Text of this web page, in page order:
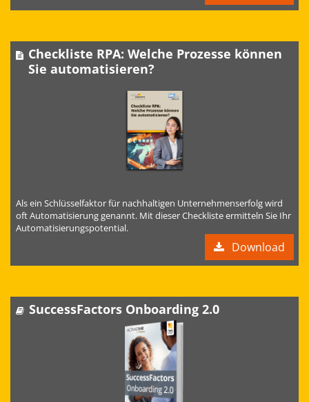
Checkliste RPA: Welche Prozesse können
Sie automatisieren?
Als ein Schlüsselfaktor für nachhaltigen Unternehmenserfolg wird
oft Automatisierung genannt. Mit dieser Checkliste ermitteln Sie Ihr
Automatisierungspotential.
Download
SuccessFactors Onboarding 2.0